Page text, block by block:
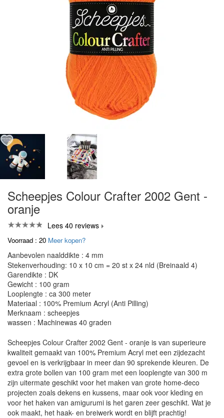
Scheepjes Colour Crafter 2002 Gent -
oranje
Lees 40 reviews
Voorraad : 20 Meer kopen?
Aanbevolen naalddikte : 4 mm
Stekenverhouding: 10 x 10 cm = 20 st x 24 nld (Breinaald 4)
Garendikte : DK
Gewicht : 100 gram
Looplengte : ca 300 meter
Materiaal : 100% Premium Acryl (Anti Pilling)
Merknaam : scheepjes
wassen : Machinewas 40 graden
Scheepjes Colour Crafter 2002 Gent - oranje is van superieure
kwaliteit gemaakt van 100% Premium Acryl met een zijdezacht
gevoel en is verkrijgbaar in meer dan 90 sprekende kleuren. De
extra grote bollen van 100 gram met een looplengte van 300 m
zijn uitermate geschikt voor het maken van grote home-deco
projecten zoals dekens en kussens, maar ook voor kleding en
voor het haken van amigurumi is het garen zeer geschikt. Wat je
ook maakt, het haak- en breiwerk wordt en blijft prachtig!